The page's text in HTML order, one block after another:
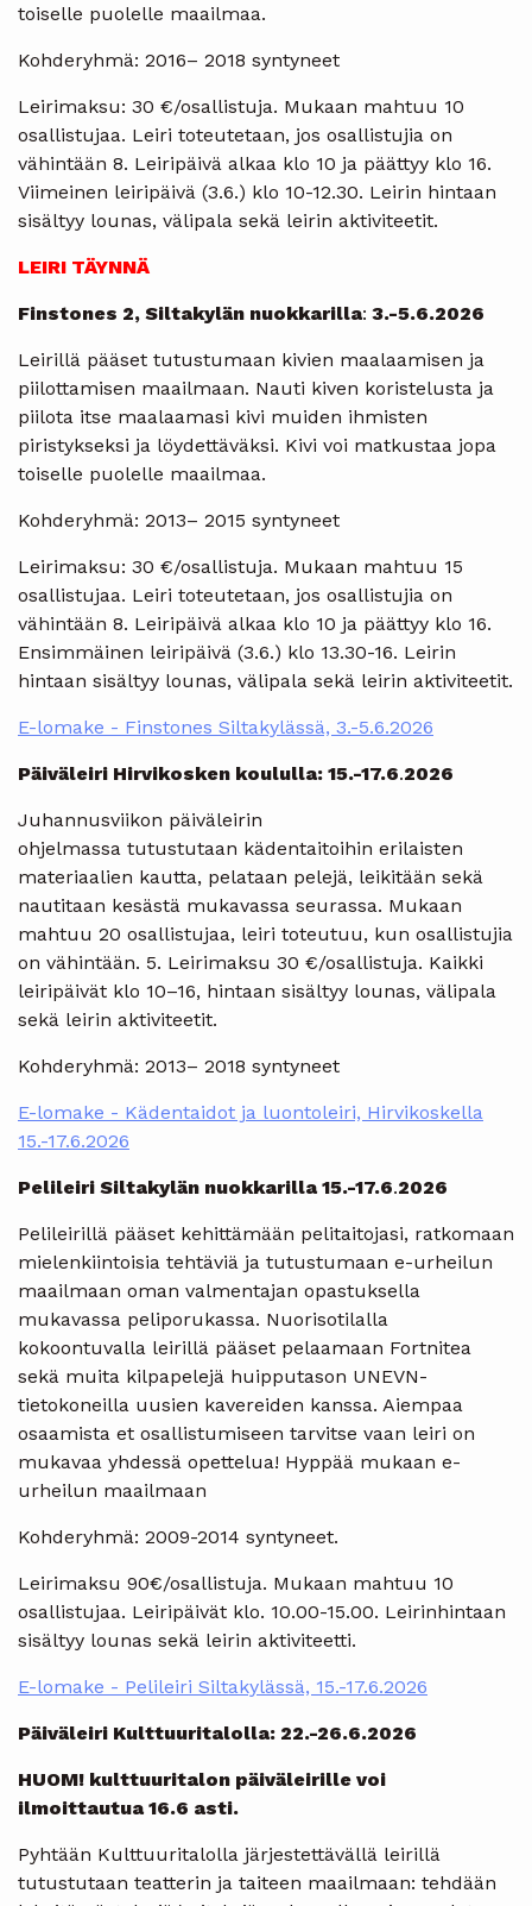
toiselle puolelle maailmaa.
Kohderyhmä: 2016– 2018 syntyneet
Leirimaksu: 30 €/osallistuja. Mukaan mahtuu 10
osallistujaa. Leiri toteutetaan, jos osallistujia on
vähintään 8. Leiripäivä alkaa klo 10 ja päättyy klo 16.
Viimeinen leiripäivä (3.6.) klo 10-12.30. Leirin hintaan
sisältyy lounas, välipala sekä leirin aktiviteetit.
LEIRI TÄYNNÄ
Finstones 2, Siltakylän nuokkarilla: 3.-5.6.2026
Leirillä pääset tutustumaan kivien maalaamisen ja
piilottamisen maailmaan. Nauti kiven koristelusta ja
piilota itse maalaamasi kivi muiden ihmisten
piristykseksi ja löydettäväksi. Kivi voi matkustaa jopa
toiselle puolelle maailmaa.
Kohderyhmä: 2013– 2015 syntyneet
Leirimaksu: 30 €/osallistuja. Mukaan mahtuu 15
osallistujaa. Leiri toteutetaan, jos osallistujia on
vähintään 8. Leiripäivä alkaa klo 10 ja päättyy klo 16.
Ensimmäinen leiripäivä (3.6.) klo 13.30-16. Leirin
hintaan sisältyy lounas, välipala sekä leirin aktiviteetit.
E-lomake - Finstones Siltakylässä, 3.-5.6.2026
Päiväleiri Hirvikosken koululla: 15.-17.6.2026
Juhannusviikon päiväleirin
ohjelmassa tutustutaan kädentaitoihin erilaisten
materiaalien kautta, pelataan pelejä, leikitään sekä
nautitaan kesästä mukavassa seurassa. Mukaan
mahtuu 20 osallistujaa, leiri toteutuu, kun osallistujia
on vähintään. 5. Leirimaksu 30 €/osallistuja. Kaikki
leiripäivät klo 10–16, hintaan sisältyy lounas, välipala
sekä leirin aktiviteetit.
Kohderyhmä: 2013– 2018 syntyneet
E-lomake - Kädentaidot ja luontoleiri, Hirvikoskella
15.-17.6.2026
Pelileiri Siltakylän nuokkarilla 15.-17.6.2026
Pelileirillä pääset kehittämään pelitaitojasi, ratkomaan
mielenkiintoisia tehtäviä ja tutustumaan e-urheilun
maailmaan oman valmentajan opastuksella
mukavassa peliporukassa. Nuorisotilalla
kokoontuvalla leirillä pääset pelaamaan Fortnitea
sekä muita kilpapelejä huipputason UNEVN-
tietokoneilla uusien kavereiden kanssa. Aiempaa
osaamista et osallistumiseen tarvitse vaan leiri on
mukavaa yhdessä opettelua! Hyppää mukaan e-
urheilun maailmaan
Kohderyhmä: 2009-2014 syntyneet.
Leirimaksu 90€/osallistuja. Mukaan mahtuu 10
osallistujaa. Leiripäivät klo. 10.00-15.00. Leirinhintaan
sisältyy lounas sekä leirin aktiviteetti.
E-lomake - Pelileiri Siltakylässä, 15.-17.6.2026
Päiväleiri Kulttuuritalolla: 22.-26.6.2026
HUOM! kulttuuritalon päiväleirille voi
ilmoittautua 16.6 asti.
Pyhtään Kulttuuritalolla järjestettävällä leirillä
tutustutaan teatterin ja taiteen maailmaan: tehdään